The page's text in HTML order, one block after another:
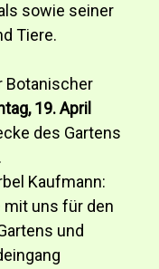
sowie seiner
Tiere.
Botanischer
19. April
des Gartens
Kaufmann:
mit uns für den
und